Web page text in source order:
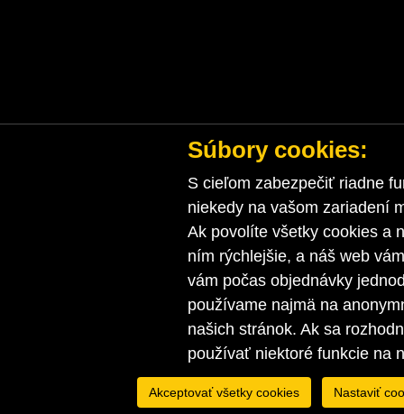
Súbory cookies:
S cieľom zabezpečiť riadne
niekedy na vašom zariadení
Ak povolíte všetky cookies a
ním rýchlejšie, a náš web
vám počas objednávky
používame najmä na
našich stránok. Ak sa
používať niektoré funkcie na
Akceptovať všetky cookies Nastaviť